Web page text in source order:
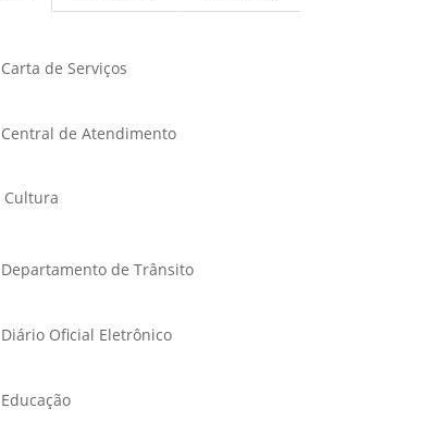
Carta de Serviços
Central de Atendimento
Cultura
Departamento de Trânsito
Diário Oficial Eletrônico
Educação